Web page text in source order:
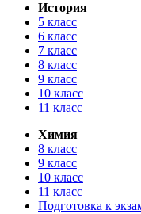
История
5 класс
6 класс
7 класс
8 класс
9 класс
10 класс
11 класс
Химия
8 класс
9 класс
10 класс
11 класс
Подготовка к